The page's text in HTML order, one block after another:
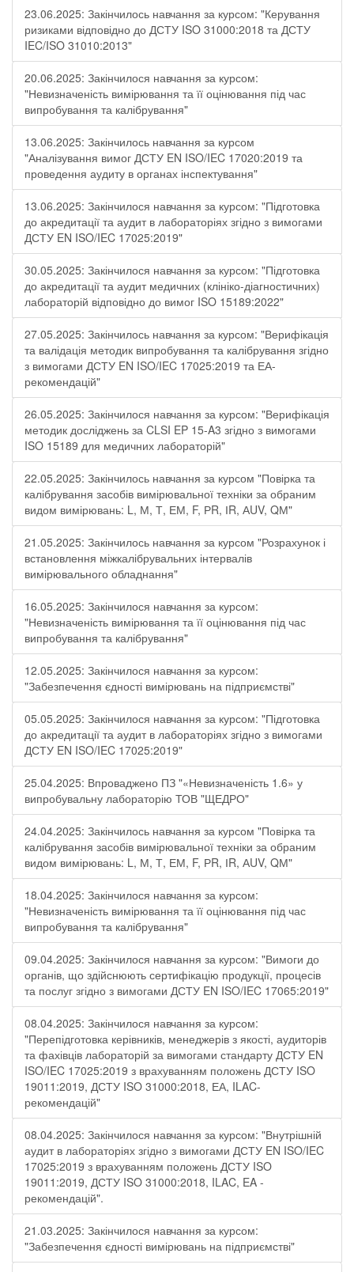
23.06.2025: Закінчилось навчання за курсом: "Керування
ризиками відповідно до ДСТУ ISO 31000:2018 та ДСТУ
IEC/ISO 31010:2013"
20.06.2025: Закінчилося навчання за курсом:
"Невизначеність вимірювання та її оцінювання під час
випробування та калібрування"
13.06.2025: Закінчилось навчання за курсом
"Аналізування вимог ДСТУ EN ISO/IEC 17020:2019 та
проведення аудиту в органах інспектування"
13.06.2025: Закінчилося навчання за курсом: "Підготовка
до акредитації та аудит в лабораторіях згідно з вимогами
ДСТУ EN ISO/IEC 17025:2019"
30.05.2025: Закінчилося навчання за курсом: "Підготовка
до акредитації та аудит медичних (клініко-діагностичних)
лабораторій відповідно до вимог ISO 15189:2022"
27.05.2025: Закінчилось навчання за курсом: "Верифікація
та валідація методик випробування та калібрування згідно
з вимогами ДСТУ EN ISO/IEC 17025:2019 та ЕА-
рекомендацій"
26.05.2025: Закінчилося навчання за курсом: "Верифікація
методик досліджень за CLSI EP 15-A3 згідно з вимогами
ISO 15189 для медичних лабораторій"
22.05.2025: Закінчилось навчання за курсом "Повірка та
калібрування засобів вимірювальної техніки за обраним
видом вимірювань: L, М, Т, ЕМ, F, РR, ІR, АUV, QМ"
21.05.2025: Закінчилось навчання за курсом "Розрахунок і
встановлення міжкалібрувальних інтервалів
вимірювального обладнання"
16.05.2025: Закінчилося навчання за курсом:
"Невизначеність вимірювання та її оцінювання під час
випробування та калібрування"
12.05.2025: Закінчилося навчання за курсом:
"Забезпечення єдності вимірювань на підприємстві"
05.05.2025: Закінчилося навчання за курсом: "Підготовка
до акредитації та аудит в лабораторіях згідно з вимогами
ДСТУ EN ISO/IEC 17025:2019"
25.04.2025: Впроваджено ПЗ "«Невизначеність 1.6» у
випробувальну лабораторію ТОВ "ЩЕДРО"
24.04.2025: Закінчилось навчання за курсом "Повірка та
калібрування засобів вимірювальної техніки за обраним
видом вимірювань: L, М, Т, ЕМ, F, РR, ІR, АUV, QМ"
18.04.2025: Закінчилося навчання за курсом:
"Невизначеність вимірювання та її оцінювання під час
випробування та калібрування"
09.04.2025: Закінчилося навчання за курсом: "Вимоги до
органів, що здійснюють сертифікацію продукції, процесів
та послуг згідно з вимогами ДСТУ EN ISO/IEC 17065:2019"
08.04.2025: Закінчилося навчання за курсом:
"Перепідготовка керівників, менеджерів з якості, аудиторів
та фахівців лабораторій за вимогами стандарту ДСТУ EN
ISO/IEC 17025:2019 з врахуванням положень ДСТУ ISO
19011:2019, ДСТУ ISO 31000:2018, ЕА, ILAC-
рекомендацій"
08.04.2025: Закінчилося навчання за курсом: "Внутрішній
аудит в лабораторіях згідно з вимогами ДСТУ EN ISO/IEC
17025:2019 з врахуванням положень ДСТУ ISO
19011:2019, ДСТУ ISO 31000:2018, ILAC, EA -
рекомендацій".
21.03.2025: Закінчилося навчання за курсом:
"Забезпечення єдності вимірювань на підприємстві"